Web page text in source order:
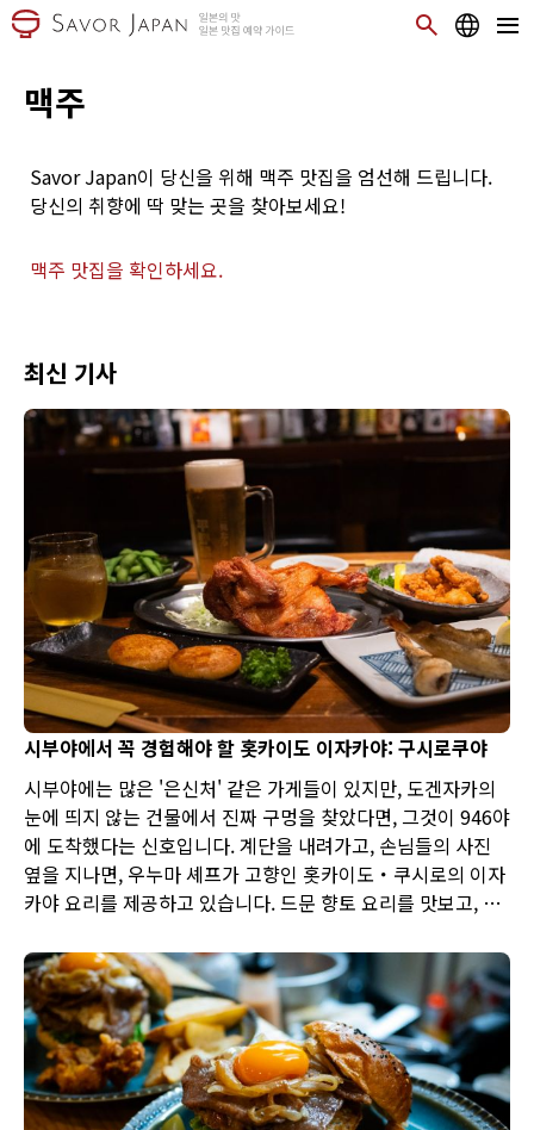
맥주
Savor Japan이 당신을 위해 맥주 맛집을 엄선해 드립니다.
당신의 취향에 딱 맞는 곳을 찾아보세요!
맥주 맛집을 확인하세요.
최신 기사
시부야에서 꼭 경험해야 할 홋카이도 이자카야: 구시로쿠야
시부야에는 많은 '은신처' 같은 가게들이 있지만, 도겐자카의
눈에 띄지 않는 건물에서 진짜 구멍을 찾았다면, 그것이 946야
에 도착했다는 신호입니다. 계단을 내려가고, 손님들의 사진
옆을 지나면, 우누마 셰프가 고향인 홋카이도・쿠시로의 이자
카야 요리를 제공하고 있습니다. 드문 향토 요리를 맛보고, 셰
험해 보세요.